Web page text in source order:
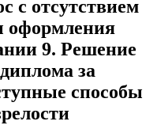
с отсутствием
оформления
9. Решение
за
способы